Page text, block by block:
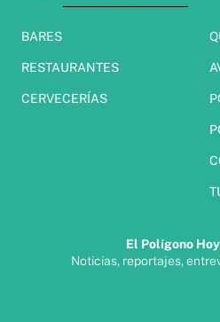
BARES
RESTAURANTES
CERVECERÍAS
El Polígono
Noticias, reportajes,